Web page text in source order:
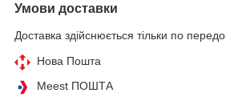
Умови доставки
Доставка здійснюється тільки по
Нова Пошта
Meest ПОШТА